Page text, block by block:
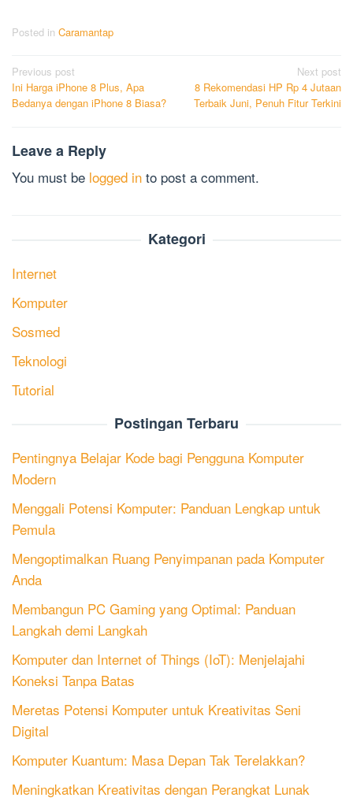
Posted in Caramantap
Post
navigation
Previous post
Ini Harga iPhone 8 Plus, Apa
Bedanya dengan iPhone 8 Biasa?
Next post
8 Rekomendasi HP Rp 4 Jutaan
Terbaik Juni, Penuh Fitur Terkini
Leave a Reply
You must be logged in to post a comment.
Kategori
Internet
Komputer
Sosmed
Teknologi
Tutorial
Postingan Terbaru
Pentingnya Belajar Kode bagi Pengguna Komputer
Modern
Menggali Potensi Komputer: Panduan Lengkap untuk
Pemula
Mengoptimalkan Ruang Penyimpanan pada Komputer
Anda
Membangun PC Gaming yang Optimal: Panduan
Langkah demi Langkah
Komputer dan Internet of Things (IoT): Menjelajahi
Koneksi Tanpa Batas
Meretas Potensi Komputer untuk Kreativitas Seni
Digital
Komputer Kuantum: Masa Depan Tak Terelakkan?
Meningkatkan Kreativitas dengan Perangkat Lunak